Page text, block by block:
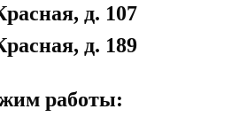
д. 107
д. 189
работы: